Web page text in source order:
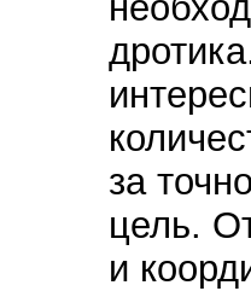
за
цель.
и